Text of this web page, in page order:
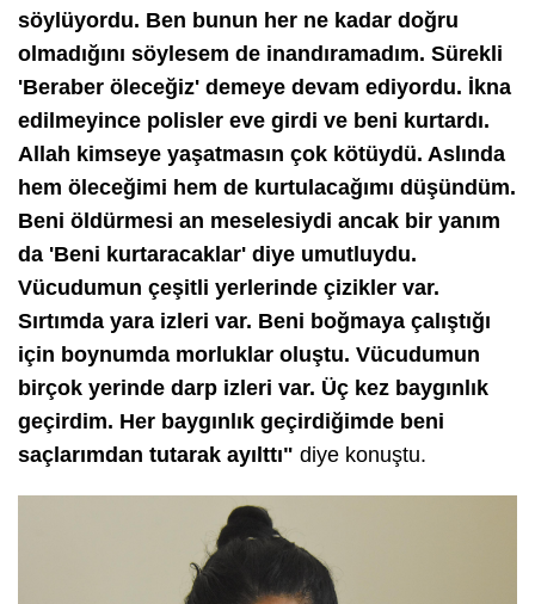
söylüyordu. Ben bunun her ne kadar doğru
olmadığını söylesem de inandıramadım. Sürekli
'Beraber öleceğiz' demeye devam ediyordu. İkna
edilmeyince polisler eve girdi ve beni kurtardı.
Allah kimseye yaşatmasın çok kötüydü. Aslında
hem öleceğimi hem de kurtulacağımı düşündüm.
Beni öldürmesi an meselesiydi ancak bir yanım
da 'Beni kurtaracaklar' diye umutluydu.
Vücudumun çeşitli yerlerinde çizikler var.
Sırtımda yara izleri var. Beni boğmaya çalıştığı
için boynumda morluklar oluştu. Vücudumun
birçok yerinde darp izleri var. Üç kez baygınlık
geçirdim. Her baygınlık geçirdiğimde beni
saçlarımdan tutarak ayılttı" diye konuştu.